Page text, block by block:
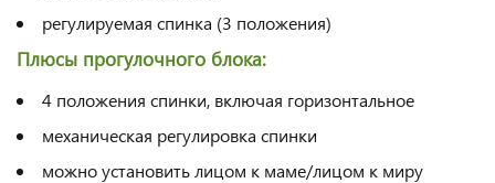
регулируемая спинка (3 положения)
Плюсы прогулочного блока:
4 положения спинки, включая горизонтальное
механическая регулировка спинки
можно установить лицом к маме/лицом к миру